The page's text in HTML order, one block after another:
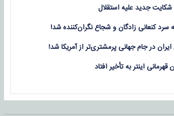
جدید علیه استقلال
سرد کنعانی زادگان و شجاع نگران‌کننده شد!
ایران در جام جهانی پرمشتری‌تر از آمریکا شد!
اینتر به تأخیر افتاد